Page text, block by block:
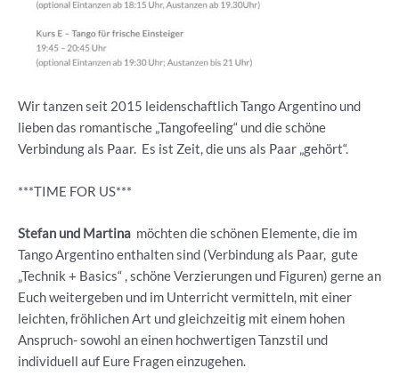
Wir tanzen seit 2015 leidenschaftlich Tango Argentino und
lieben das romantische „Tangofeeling“ und die schöne
Verbindung als Paar. Es ist Zeit, die uns als Paar „gehört“.
***TIME FOR US***
Stefan und Martina möchten die schönen Elemente, die im
Tango Argentino enthalten sind (Verbindung als Paar, gute
„Technik + Basics“ , schöne Verzierungen und Figuren) gerne an
Euch weitergeben und im Unterricht vermitteln, mit einer
leichten, fröhlichen Art und gleichzeitig mit einem hohen
Anspruch- sowohl an einen hochwertigen Tanzstil und
individuell auf Eure Fragen einzugehen.